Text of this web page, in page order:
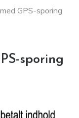
GPS-sporing
sporing